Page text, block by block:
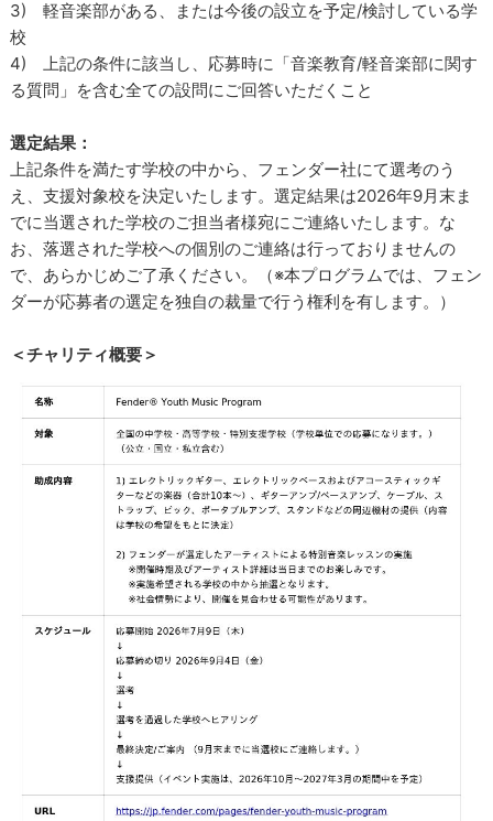
3) 軽音楽部がある、または今後の設立を予定/検討している学
校
4) 上記の条件に該当し、応募時に「音楽教育/軽音楽部に関す
る質問」を含む全ての設問にご回答いただくこと
選定結果：
上記条件を満たす学校の中から、フェンダー社にて選考のう
え、支援対象校を決定いたします。選定結果は2026年9月末ま
でに当選された学校のご担当者様宛にご連絡いたします。な
お、落選された学校への個別のご連絡は行っておりませんの
で、あらかじめご了承ください。（※本プログラムでは、フェン
ダーが応募者の選定を独自の裁量で行う権利を有します。）
＜チャリティ概要＞